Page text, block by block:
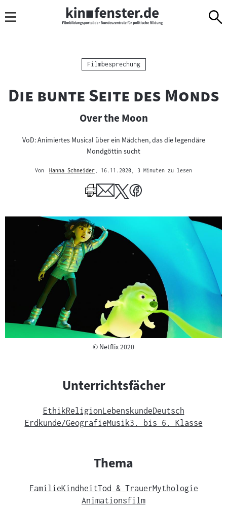
Navigation
zum
zur
Kategorie:
Filmbesprechung
"
Die bunte Seite des Monds
Over the Moon
VoD: Animiertes Musical über ein Mädchen, das die legendäre
Mondgöttin sucht
Von
Hanna Schneider
Author
, 16.11.2020 , 3 Minuten zu lesen
©Copyright
Netflix 2020
Unterrichtsfächer
EthikReligion LebenskundeDeutsch
Erdkunde/GeografieMusik3. bis 6. Klasse
Thema
FamilieKindheitTod & TrauerMythologie
Animationsfilm